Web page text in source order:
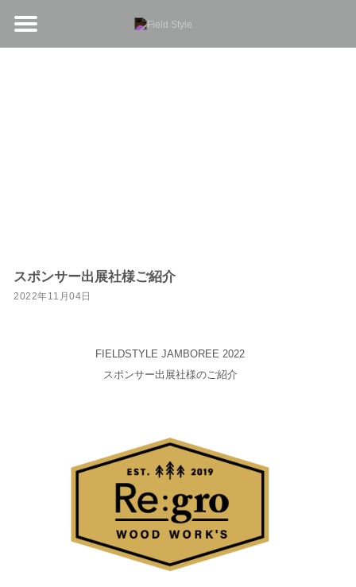
スポンサー出展社様ご紹介
2022年11月04日
FIELDSTYLE JAMBOREE 2022
スポンサー出展社様のご紹介